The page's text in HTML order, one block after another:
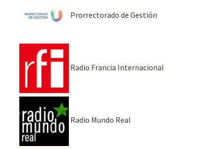
Prorrectorado de Gestión
Radio Francia Internacional
Radio Mundo Real